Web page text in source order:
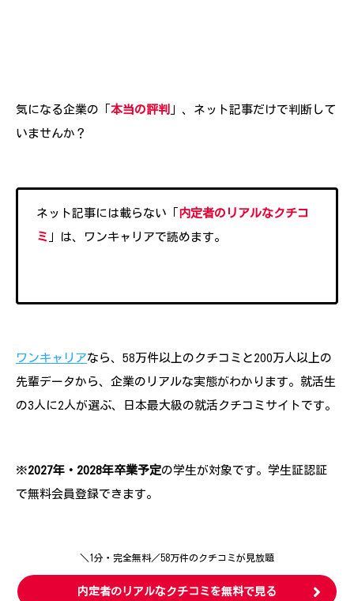
気になる企業の「 本当の評判
」、ネット記事だけで判断して
いませんか？
ネット記事には載らない「
内定者のリアルなクチコ
ミ 」は、ワンキャリアで読めます。
ワンキャリアなら、58万件以上のクチコミと200万人以上の
先輩データから、企業のリアルな実態がわかります。就活生
の3人に2人が選ぶ、日本最大級の就活クチコミサイトです。
※2027年・2028年卒業予定の学生が対象です。学生証認証
で無料会員登録できます。
＼1分・完全無料／58万件のクチコミが見放題
内定者のリアルなクチコミを無料で見る